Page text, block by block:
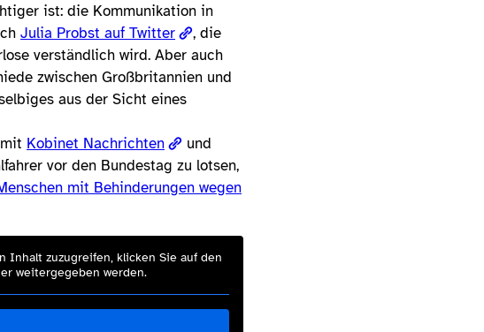
ist: die Kommunikation in
Julia Probst auf Twitter
, die
verständlich wird. Aber auch
zwischen Großbritannien und
aus der Sicht eines
Kobinet Nachrichten
und
vor den Bundestag zu lotsen,
mit Behinderungen wegen
Inhalt zuzugreifen, klicken Sie auf den
weitergegeben werden.